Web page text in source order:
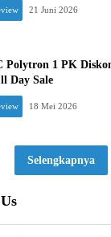
21 Juni 2026
Polytron 1 PK
Day Sale
18 Mei 2026
Selengkapnya